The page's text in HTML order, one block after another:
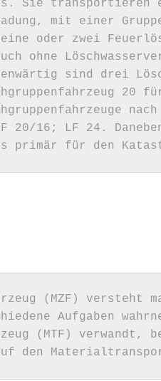
Sie
mit einer
oder zwei
ohne
sind drei
20
20/16; LF 24.
(MZF) versteht
Aufgaben
(MTF) verwandt,
den